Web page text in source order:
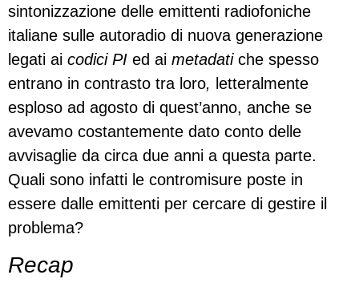
sintonizzazione delle emittenti radiofoniche
italiane sulle autoradio di nuova generazione
legati ai codici PI ed ai metadati che spesso
entrano in contrasto tra loro, letteralmente
esploso ad agosto di quest’anno, anche se
avevamo costantemente dato conto delle
avvisaglie da circa due anni a questa parte.
Quali sono infatti le contromisure poste in
essere dalle emittenti per cercare di gestire il
problema?
Recap